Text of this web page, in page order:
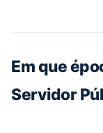
Em que
Servidor